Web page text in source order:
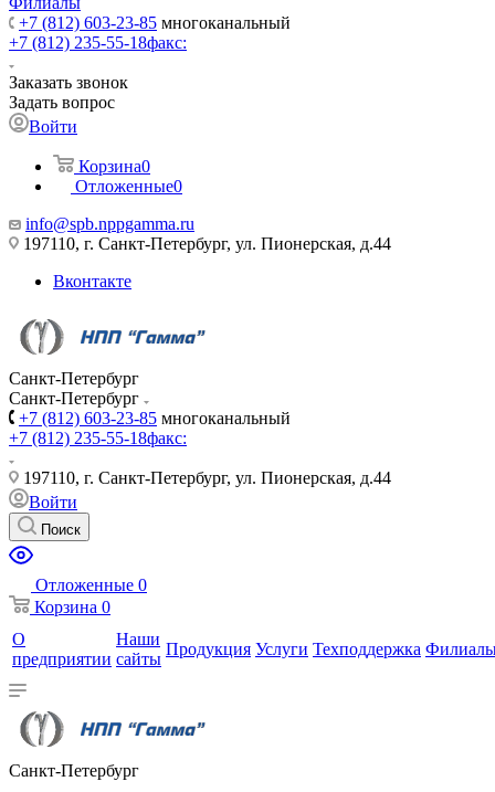
+7 (812) 603-23-85 многоканальный
+7 (812) 235-55-18факс:
Заказать звонок
Задать вопрос
Войти
Корзина0
Отложенные0
info@spb.nppgamma.ru
197110, г. Санкт-Петербург, ул. Пионерская, д.44
Вконтакте
Санкт-Петербург
Санкт-Петербург
+7 (812) 603-23-85 многоканальный
+7 (812) 235-55-18факс:
197110, г. Санкт-Петербург, ул. Пионерская, д.44
Войти
Поиск
Отложенные 0
Корзина 0
О
предприятии
Наши
сайты
Продукция Услуги Техподдержка
Санкт-Петербург